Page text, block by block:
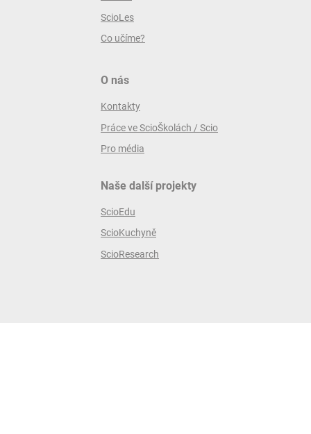
ScioLes
Co učíme?
O nás
Kontakty
Práce ve ScioŠkolách / Scio
Pro média
Naše další projekty
ScioEdu
ScioKuchyně
ScioResearch